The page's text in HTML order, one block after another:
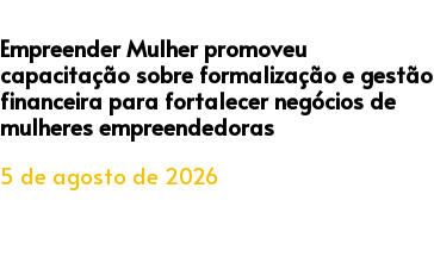
Empreender Mulher promoveu
capacitação sobre formalização e gestão
financeira para fortalecer negócios de
mulheres empreendedoras
5 de agosto de 2026